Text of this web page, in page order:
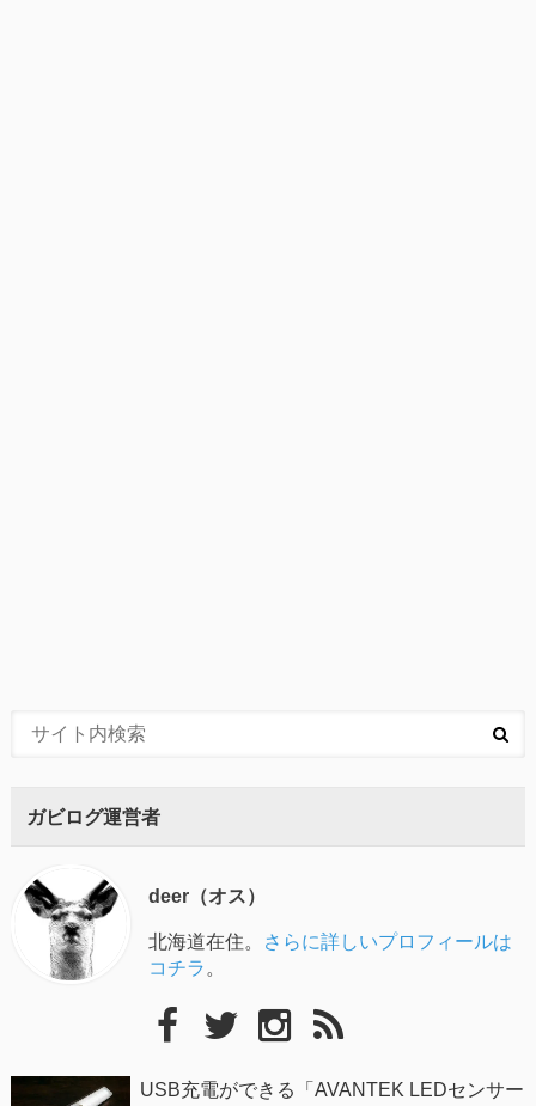
ガビログ運営者
deer（オス）
北海道在住。
さらに詳しいプロフィールは
コチラ 。
USB充電ができる「AVANTEK LEDセンサー